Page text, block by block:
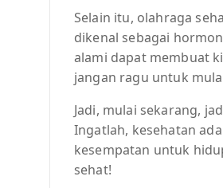
Selain itu, olahraga
dikenal sebagai
alami dapat membuat
jangan ragu untuk
Jadi, mulai sekarang,
Ingatlah, kesehatan
kesempatan untuk
sehat!